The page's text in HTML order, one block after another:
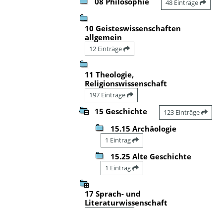
48 Einträge
10 Geisteswissenschaften
allgemein
12 Einträge
11 Theologie,
Religionswissenschaft
197 Einträge
15 Geschichte 123 Einträge
15.15 Archäologie
1 Eintrag
15.25 Alte Geschichte
1 Eintrag
17 Sprach- und
Literaturwissenschaft